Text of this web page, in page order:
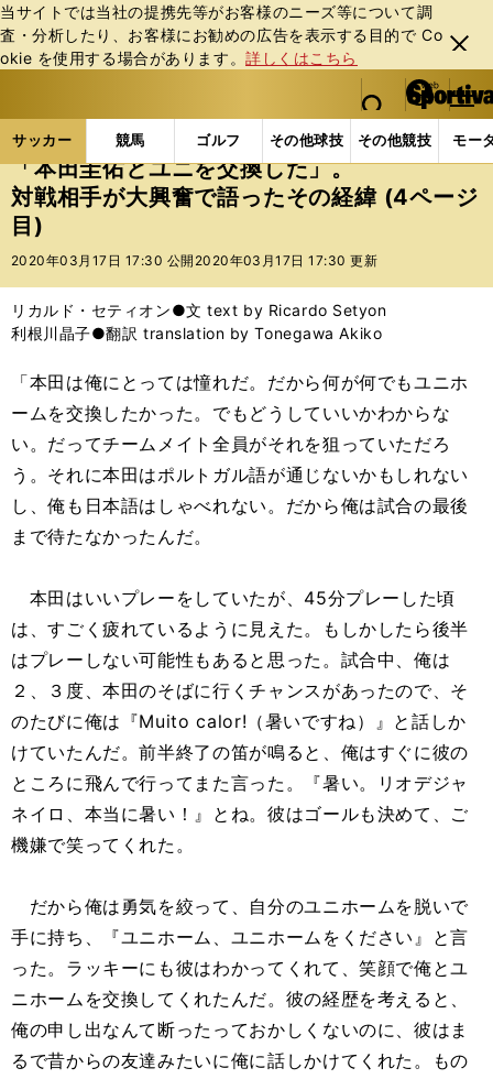
当サイトでは当社の提携先等がお客様のニーズ等について調
査・分析したり、お客様にお勧めの広告を表⽰する⽬的で Co
okie を使⽤する場合があります。詳しくはこちら
閉じ
る
web Sportiva (webスポルティーバ)
検索
マイペ
ー
ジ
メニュ
サッカー 競馬 ゴルフ その他球技 その他競技 モー
ス
ポ
ル
テ
ー
バ
サッカーの記事一覧 海外サッカー 海外サッカー
「本田圭佑とユニを交換した」。
対戦相手が大興奮で語ったその経緯 (4ページ
目)
2020年03月17日 17:30 公開 2020年03月17日 17:30 更新
リカルド・セティオン●文 text by Ricardo Setyon
利根川晶子●翻訳 translation by Tonegawa Akiko
「本田は俺にとっては憧れだ。だから何が何でもユニホ
ームを交換したかった。でもどうしていいかわからな
い。だってチームメイト全員がそれを狙っていただろ
う。それに本田はポルトガル語が通じないかもしれない
し、俺も日本語はしゃべれない。だから俺は試合の最後
まで待たなかったんだ。
本田はいいプレーをしていたが、45分プレーした頃
は、すごく疲れているように見えた。もしかしたら後半
はプレーしない可能性もあると思った。試合中、俺は
２、３度、本田のそばに行くチャンスがあったので、そ
のたびに俺は『Muito calor!（暑いですね）』と話しか
けていたんだ。前半終了の笛が鳴ると、俺はすぐに彼の
ところに飛んで行ってまた言った。『暑い。リオデジャ
ネイロ、本当に暑い！』とね。彼はゴールも決めて、ご
機嫌で笑ってくれた。
だから俺は勇気を絞って、自分のユニホームを脱いで
手に持ち、『ユニホーム、ユニホームをください』と言
った。ラッキーにも彼はわかってくれて、笑顔で俺とユ
ニホームを交換してくれたんだ。彼の経歴を考えると、
俺の申し出なんて断ったっておかしくないのに、彼はま
るで昔からの友達みたいに俺に話しかけてくれた。もの